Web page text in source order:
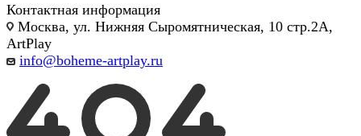
Контактная информация
Москва, ул. Нижняя Сыромятническая, 10 стр.2А,
ArtPlay
info@boheme-artplay.ru